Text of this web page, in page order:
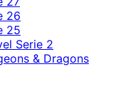
26
25
Serie 2
& Dragons